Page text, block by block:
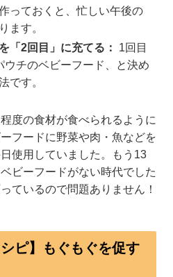
っておくと、忙しい午後の
ます。
「2回目」に充てる：
1回目
ウチのベビーフード、と決め
です。
度の食材が食べられるように
フードに野菜や肉・魚などを
使用していました。もう13
ビーフードがない時代でした
ているので問題ありません！
ピ】もぐもぐを促す